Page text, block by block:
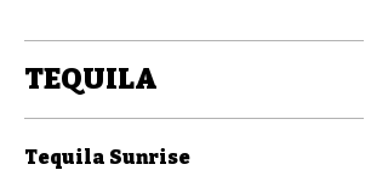
TEQUILA
Tequila Sunrise